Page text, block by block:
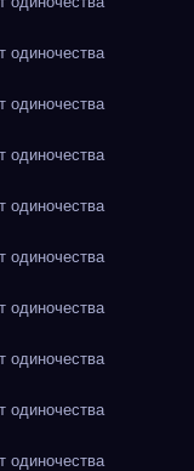
одиночества
одиночества
одиночества
одиночества
одиночества
одиночества
одиночества
одиночества
одиночества